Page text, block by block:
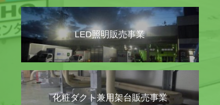
LED照明販売事業
化粧ダクト兼用架台販売事業